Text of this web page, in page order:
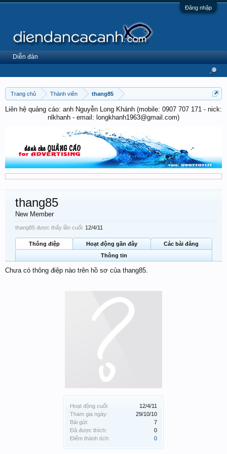
Đăng nhập
Trang chủ Thành viên thang85
Liên hệ quảng cáo: anh Nguyễn Long Khánh (mobile: 0907 707 171 - nick:
nlkhanh - email: longkhanh1963@gmail.com)
Hoạt động cuối:
12/4/11
Tham gia ngày:
29/10/10
Bài gửi:
7
Đã được thích:
0
Điểm thành tích:
0
thang85
New Member
thang85 được thấy lần cuối: 12/4/11
Thông điệp Hoạt động gần đây
Các bài đăng
Thông tin
Chưa có thông điệp nào trên hồ sơ của thang85.
Diễn đàn